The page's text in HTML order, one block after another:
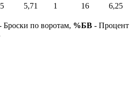
5,71 1 16
6,25
Броски по воротам, %БВ - Процент